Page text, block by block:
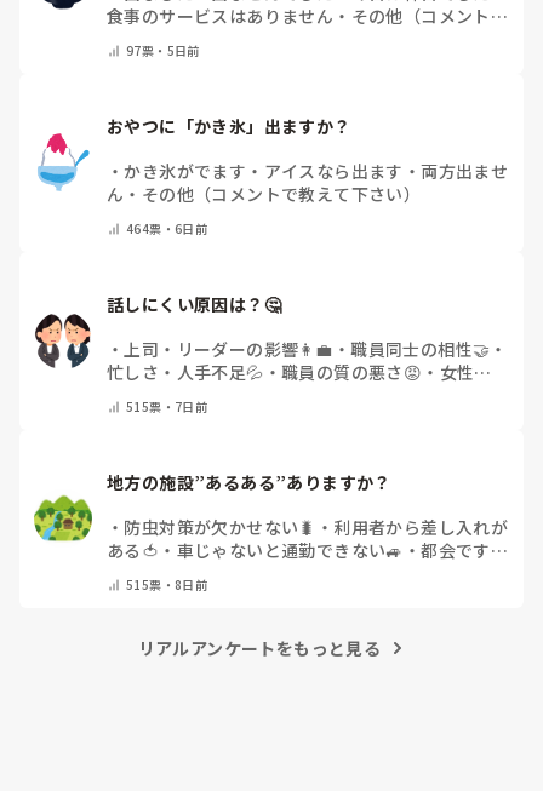
食事のサービスはありません ・ その他（コメントで
97票・ 5日前
おやつに「かき氷」出ますか？
・ かき氷がでます ・ アイスなら出ます ・両方出ませ
ん ・ その他（コメントで教えて下さい）
464票・ 6日前
話しにくい原因は？🤔
・ 上司・リーダーの影響👩‍💼 ・職員同士の相性🤝 ・
忙しさ・人手不足💦 ・ 職員の質の悪さ😡 ・ 女性職
💭 ・その他(コメントで教えてください)
515票・ 7日前
地方の施設”あるある”ありますか？
・ 防虫対策が欠かせない🐛 ・ 利用者から差し入れが
ある🍅 ・ 車じゃないと通勤できない🚙 ・都会です・
515票・ 8日前
リアルアンケートをもっと見る